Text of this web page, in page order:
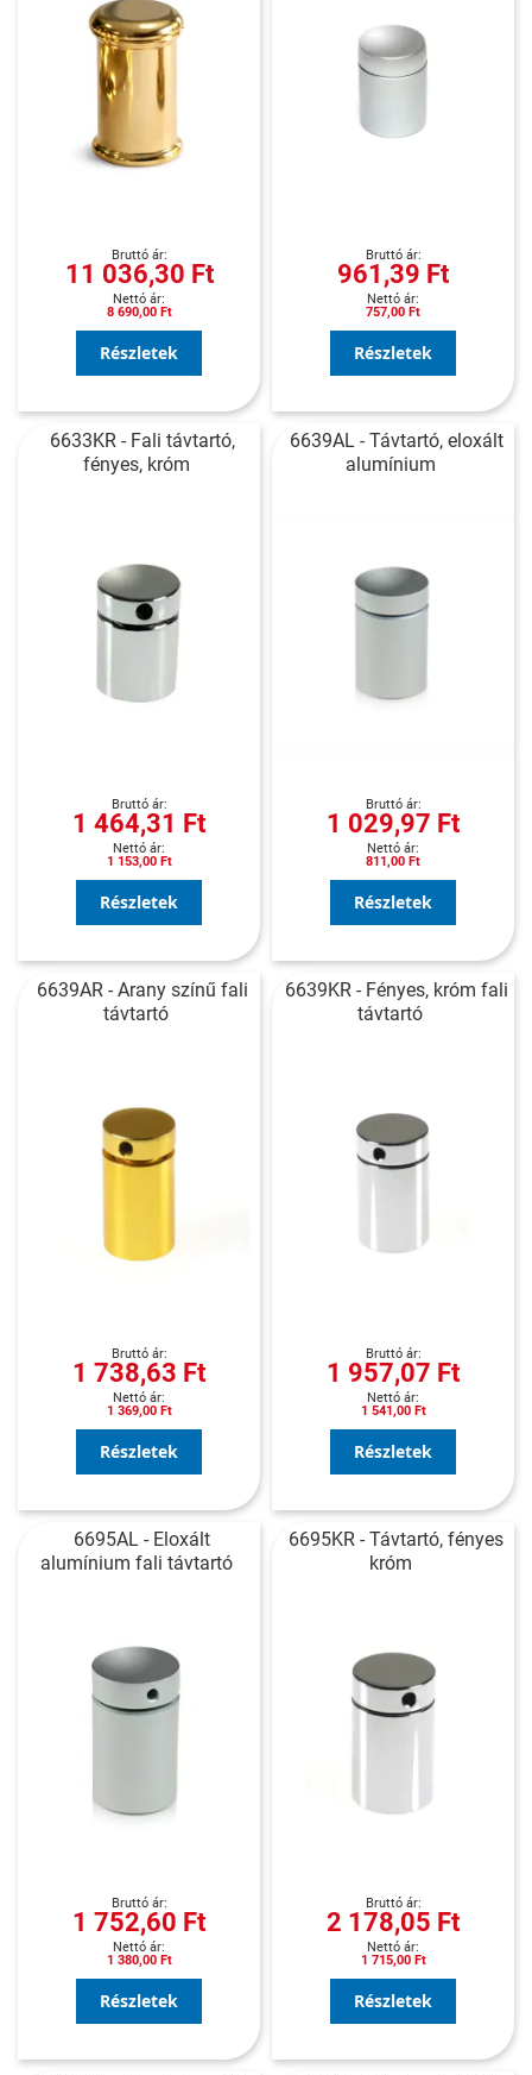
11 036,30 Ft
8 690,00 Ft
Részletek
961,39 Ft
757,00 Ft
Részletek
6633KR - Fali távtartó,
fényes, króm
1 464,31 Ft
1 153,00 Ft
Részletek
6639AL - Távtartó, eloxált
alumínium
1 029,97 Ft
811,00 Ft
Részletek
6639AR - Arany színű fali
távtartó
1 738,63 Ft
1 369,00 Ft
Részletek
6639KR - Fényes, króm fali
távtartó
1 957,07 Ft
1 541,00 Ft
Részletek
6695AL - Eloxált
alumínium fali távtartó
1 752,60 Ft
1 380,00 Ft
Részletek
6695KR - Távtartó, fényes
króm
2 178,05 Ft
1 715,00 Ft
Részletek